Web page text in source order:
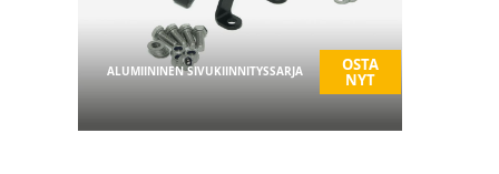
ALUMIININEN SIVUKIINNITYSSARJA OSTA
NYT